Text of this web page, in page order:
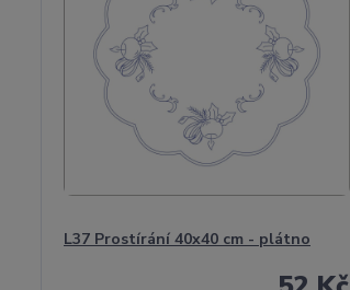
L37 Prostírání 40x40 cm - plátno